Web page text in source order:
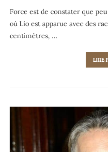
Force est de constater que
où Lio est apparue avec des
centimètres, …
LIRE